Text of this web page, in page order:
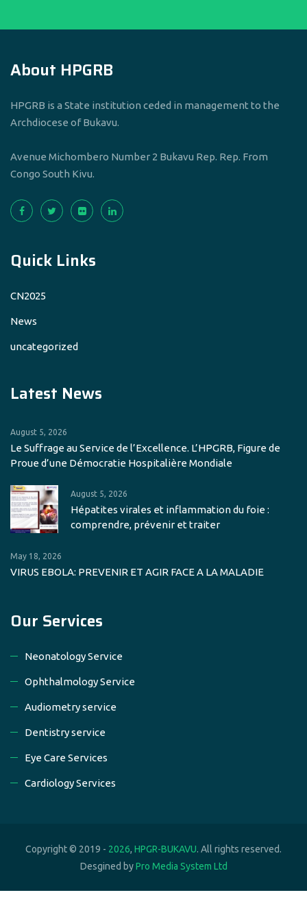
About HPGRB
HPGRB is a State institution ceded in management to the
Archdiocese of Bukavu.
Avenue Michombero Number 2 Bukavu Rep. Rep. From
Congo South Kivu.
Quick Links
CN2025
News
uncategorized
Latest News
August 5, 2026
Le Suffrage au Service de l’Excellence. L’HPGRB, Figure de
Proue d’une Démocratie Hospitalière Mondiale
August 5, 2026
Hépatites virales et inflammation du foie :
comprendre, prévenir et traiter
May 18, 2026
VIRUS EBOLA: PREVENIR ET AGIR FACE A LA MALADIE
Our Services
Neonatology Service
Ophthalmology Service
Audiometry service
Dentistry service
Eye Care Services
Cardiology Services
Copyright © 2019 - 2026, HPGR-BUKAVU. All rights reserved.
Desgined byPro Media System Ltd